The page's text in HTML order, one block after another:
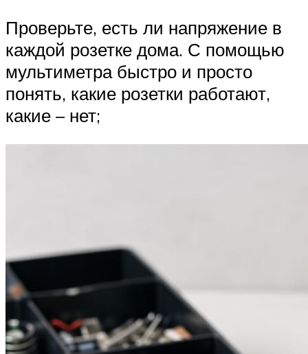
Проверьте, есть ли напряжение в
каждой розетке дома. С помощью
мультиметра быстро и просто
понять, какие розетки работают,
какие – нет;